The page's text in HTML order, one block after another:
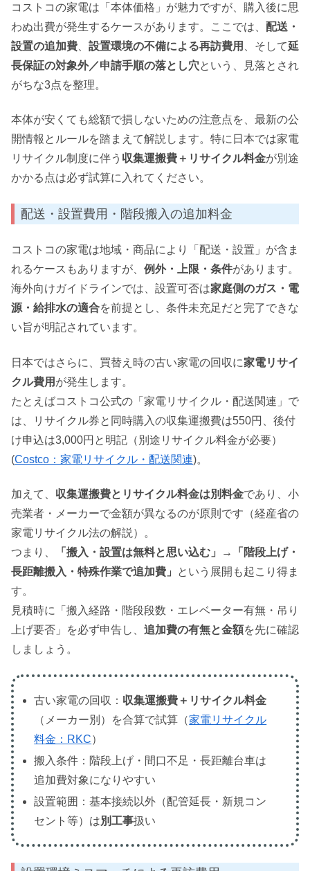
コストコの家電は「本体価格」が魅力ですが、購入後に思
わぬ出費が発生するケースがあります。ここでは、 配送・
設置の追加費
設置環境の不備による再訪費用 、そして延
長保証の対象外／申請手順の落とし穴という、見落とされ
がちな3点を整理。
本体が安くても総額で損しないための注意点を、最新の公
開情報とルールを踏まえて解説します。特に日本では家電
リサイクル制度に伴う 収集運搬費＋リサイクル料金が別途
かかる点は必ず試算に入れてください。
配送・設置費用・階段搬入の追加料金
コストコの家電は地域・商品により「配送・設置」が含ま
れるケースもありますが、 例外・上限・条件があります。
海外向けガイドラインでは、設置可否は家庭側のガス・電
源・給排水の適合を前提とし、条件未充足だと完了できな
い旨が明記されています。
日本ではさらに、買替え時の古い家電の回収に家電リサイ
クル費用 が発生します。
たとえばコストコ公式の「家電リサイクル・配送関連」で
は、リサイクル券と同時購入の収集運搬費は550円、後付
け申込は3,000円と明記（別途リサイクル料金が必要）
(Costco：家電リサイクル・配送関連)。
加えて、 収集運搬費とリサイクル料金は別料金であり、小
売業者・メーカーで金額が異なるのが原則です（経産省の
家電リサイクル法の解説）。
つまり、
「搬入・設置は無料と思い込む」→「階段上げ・
長距離搬入・特殊作業で追加費」
という展開も起こり得ま
す。
見積時に「搬入経路・階段段数・エレベーター有無・吊り
上げ要否」を必ず申告し、 追加費の有無と金額を先に確認
しましょう。
古い家電の回収： 収集運搬費＋リサイクル料金
（メーカー別）を合算で試算（家電リサイクル
料金：RKC）
搬入条件：階段上げ・間口不足・長距離台車は
追加費対象になりやすい
設置範囲：基本接続以外（配管延長・新規コン
セント等）は別工事扱い